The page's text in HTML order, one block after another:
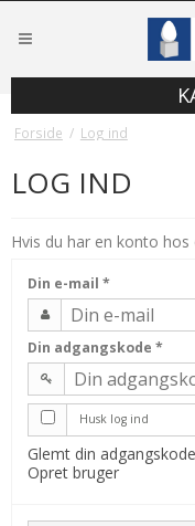
Forside / Log ind
LOG IND
Hvis du har en konto
Din e-mail *
Din adgangskode *
Husk log ind
Glemt din
Opret bruger